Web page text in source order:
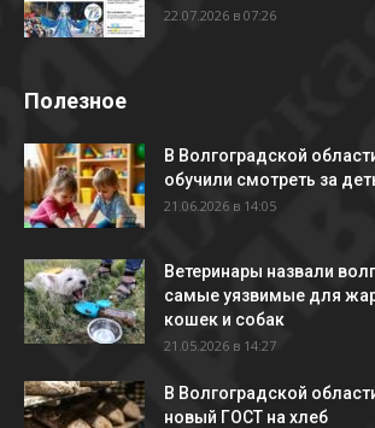
22.07.2026 в 07:26
Полезное
В Волгоградской
обучили смотреть за
21.06.2026 в 14:05
Ветеринары назвали
самые уязвимые для
кошек и собак
21.05.2026 в 14:27
В Волгоградской
новый ГОСТ на хлеб